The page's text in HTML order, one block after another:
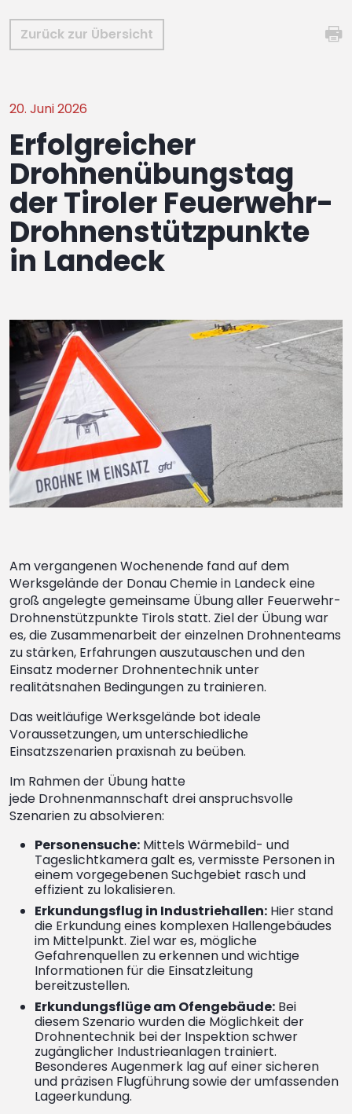
Zurück zur Übersicht
20. Juni 2026
Erfolgreicher
Drohnenübungstag
der Tiroler Feuerwehr-
Drohnenstützpunkte
in Landeck
Am vergangenen Wochenende fand auf dem
Werksgelände der Donau Chemie in Landeck eine
groß angelegte gemeinsame Übung aller Feuerwehr-
Drohnenstützpunkte Tirols statt. Ziel der Übung war
es, die Zusammenarbeit der einzelnen Drohnenteams
zu stärken, Erfahrungen auszutauschen und den
Einsatz moderner Drohnentechnik unter
realitätsnahen Bedingungen zu trainieren.
Das weitläufige Werksgelände bot ideale
Voraussetzungen, um unterschiedliche
Einsatzszenarien praxisnah zu beüben.
Im Rahmen der Übung hatte
jede Drohnenmannschaft drei anspruchsvolle
Szenarien zu absolvieren:
Personensuche: Mittels Wärmebild- und
Tageslichtkamera galt es, vermisste Personen in
einem vorgegebenen Suchgebiet rasch und
effizient zu lokalisieren.
Erkundungsflug in Industriehallen: Hier stand
die Erkundung eines komplexen Hallengebäudes
im Mittelpunkt. Ziel war es, mögliche
Gefahrenquellen zu erkennen und wichtige
Informationen für die Einsatzleitung
bereitzustellen.
Erkundungsflüge am Ofengebäude: Bei
diesem Szenario wurden die Möglichkeit der
Drohnentechnik bei der Inspektion schwer
zugänglicher Industrieanlagen trainiert.
Besonderes Augenmerk lag auf einer sicheren
und präzisen Flugführung sowie der umfassenden
Lageerkundung.